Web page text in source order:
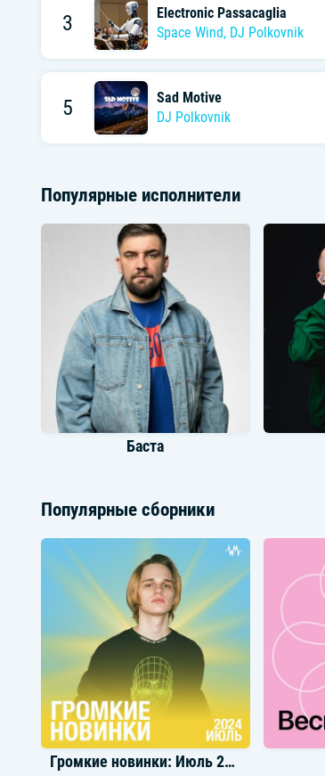
3
Electronic Passacaglia
Space Wind, DJ Polkovnik
5
Sad Motive
DJ Polkovnik
Популярные исполнители
Баста
Polnalyubvi
Популярные сборники
Громкие новинки: Июль 2024